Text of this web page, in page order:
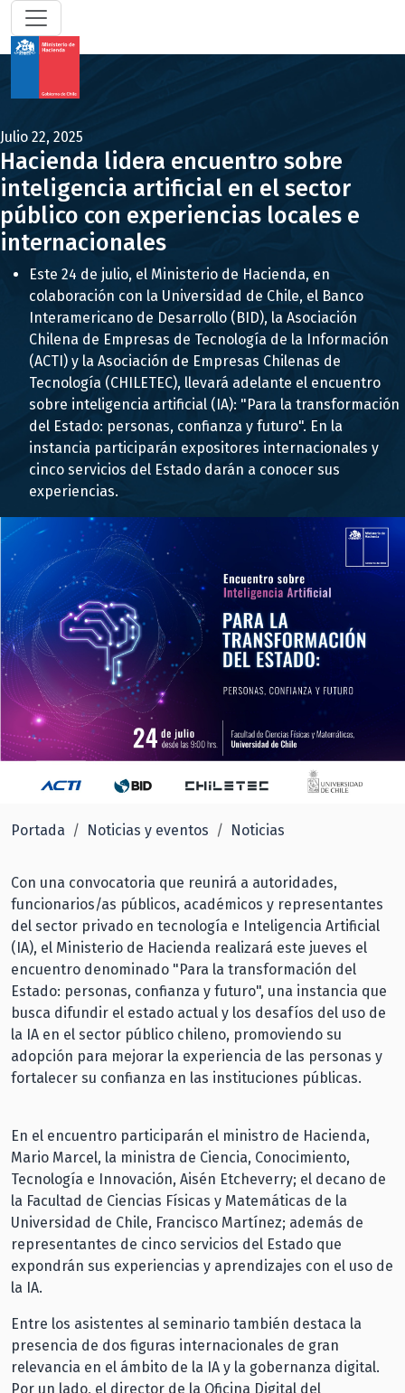
Julio 22, 2025
Hacienda lidera encuentro sobre
inteligencia artificial en el sector
público con experiencias locales e
internacionales
Este 24 de julio, el Ministerio de Hacienda, en
colaboración con la Universidad de Chile, el Banco
Interamericano de Desarrollo (BID), la Asociación
Chilena de Empresas de Tecnología de la Información
(ACTI) y la Asociación de Empresas Chilenas de
Tecnología (CHILETEC), llevará adelante el encuentro
sobre inteligencia artificial (IA): "Para la transformación
del Estado: personas, confianza y futuro". En la
instancia participarán expositores internacionales y
cinco servicios del Estado darán a conocer sus
experiencias.
Portada Noticias y eventos Noticias
Con una convocatoria que reunirá a autoridades,
funcionarios/as públicos, académicos y representantes
del sector privado en tecnología e Inteligencia Artificial
(IA), el Ministerio de Hacienda realizará este jueves el
encuentro denominado "Para la transformación del
Estado: personas, confianza y futuro", una instancia que
busca difundir el estado actual y los desafíos del uso de
la IA en el sector público chileno, promoviendo su
adopción para mejorar la experiencia de las personas y
fortalecer su confianza en las instituciones públicas.
En el encuentro participarán el ministro de Hacienda,
Mario Marcel, la ministra de Ciencia, Conocimiento,
Tecnología e Innovación, Aisén Etcheverry; el decano de
la Facultad de Ciencias Físicas y Matemáticas de la
Universidad de Chile, Francisco Martínez; además de
representantes de cinco servicios del Estado que
expondrán sus experiencias y aprendizajes con el uso de
la IA.
Entre los asistentes al seminario también destaca la
presencia de dos figuras internacionales de gran
relevancia en el ámbito de la IA y la gobernanza digital.
Por un lado, el director de la Oficina Digital del